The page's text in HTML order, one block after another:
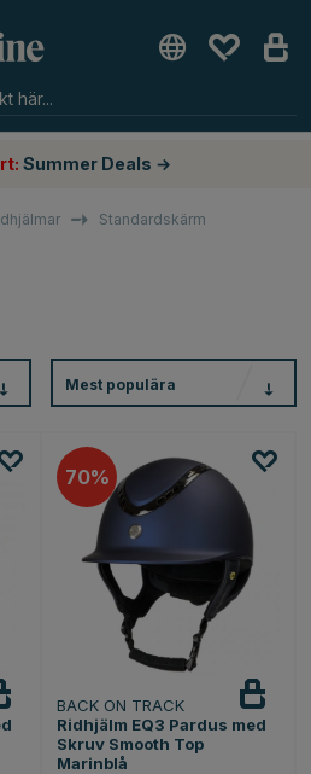
Summer Deals →
Standardskärm
Mest populära
70
BACK ON TRACK
Ridhjälm EQ3 Pardus med
Skruv Smooth Top
Marinblå